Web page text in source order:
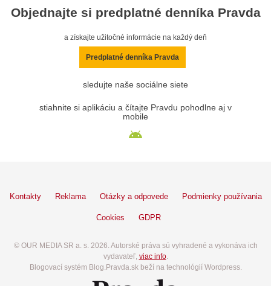
Objednajte si predplatné denníka Pravda
a získajte užitočné informácie na každý deň
Predplatné denníka Pravda
sledujte naše sociálne siete
stiahnite si aplikáciu a čítajte Pravdu pohodlne aj v
mobile
Kontakty Reklama Otázky a odpovede Podmienky používania
Cookies GDPR
© OUR MEDIA SR a. s. 2026. Autorské práva sú vyhradené a vykonáva ich
vydavateľ, viac info.
Blogovací systém Blog.Pravda.sk beží na technológií Wordpress.